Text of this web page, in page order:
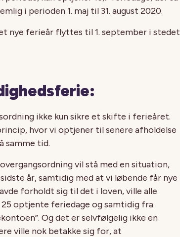
i perioden 1. maj til 31. august 2020.
nye ferieår flyttes til 1. september i stedet
ikke kun sikre et skifte i ferieåret.
hvor vi optjener til senere afholdelse
samme tid.
vil stå med en situation,
år, samtidig med at vi løbende får nye
forholdt sig til det i loven, ville alle
optjente feriedage og samtidig fra
Og det er selvfølgelig ikke en
ville nok betakke sig for, at